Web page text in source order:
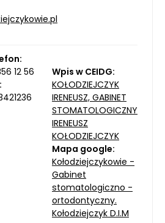
12 56
Wpis w CEIDG:
KOŁODZIEJCZYK
IRENEUSZ, GABINET
STOMATOLOGICZNY
IRENEUSZ
KOŁODZIEJCZYK
Mapa google:
Kołodziejczykowie -
Gabinet
stomatologiczno -
ortodontyczny.
Kołodziejczyk D.I.M